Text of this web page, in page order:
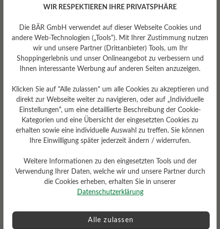
Sohlentyp
D-Light-Sohle aus PU (Zwei-
Komponenten-Sohle)
Bewertungen lesen
8 von 8 Bewertungen
4.63 von 5 Sternen
WIR RESPEKTIEREN IHRE PRIVATSPHÄRE
Die BÄR GmbH verwendet auf dieser Webseite Cookies und
andere Web-Technologien („Tools“). Mit Ihrer Zustimmung nutzen
wir und unsere Partner (Drittanbieter) Tools, um Ihr
Shoppingerlebnis und unser Onlineangebot zu verbessern und
Ihnen interessante Werbung auf anderen Seiten anzuzeigen.
Klicken Sie auf "Alle zulassen" um alle Cookies zu akzeptieren und
direkt zur Webseite weiter zu navigieren, oder auf „Individuelle
Einstellungen“, um eine detaillierte Beschreibung der Cookie-
Kategorien und eine Übersicht der eingesetzten Cookies zu
erhalten sowie eine individuelle Auswahl zu treffen. Sie können
Ihre Einwilligung später jederzeit ändern / widerrufen.
Weitere Informationen zu den eingesetzten Tools und der
Verwendung Ihrer Daten, welche wir und unsere Partner durch
die Cookies erheben, erhalten Sie in unserer
Datenschutzerklärung
Alle zulassen